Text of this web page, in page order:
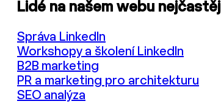
Lidé na našem webu
Správa LinkedIn
Workshopy a školení LinkedIn
B2B marketing
PR a marketing pro architekturu
SEO analýza